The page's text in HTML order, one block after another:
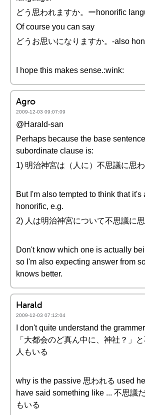
どう思われますか。ーhonorific
Of course you can say
どうお思いになりますか。-also
I hope this makes sense.:wink:
Agro
2009-12-03 09:07:09
@Harald-san
Perhaps because the base
subordinate clause is:
1) 明治神宮は（人に）不思議に思
But I'm also tempted to think that it's
honorific, e.g.
2) 人は明治神宮について不思議に
Don't know which one is actually
so I'm also expecting answer from
knows better.
Harald
2009-12-03 07:12:04
I don't quite understand the
「大都会のど真ん中に、神社？」
人もいる
why is the passive 思われる used
have said something like ... 不思議
もいる